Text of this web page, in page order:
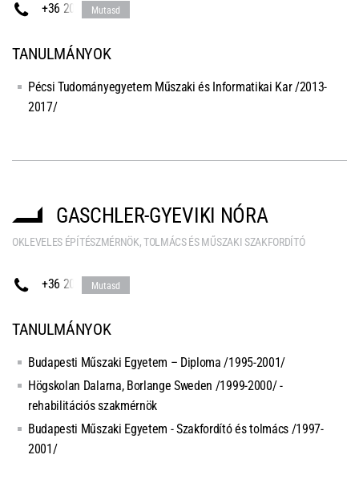
+36 20 Mutasd
TANULMÁNYOK
Pécsi Tudományegyetem Műszaki és Informatikai Kar /2013-
2017/
GASCHLER-GYEVIKI NÓRA
OKLEVELES ÉPÍTÉSZMÉRNÖK, TOLMÁCS ÉS MŰSZAKI SZAKFORDÍTÓ
+36 20 Mutasd
TANULMÁNYOK
Budapesti Műszaki Egyetem – Diploma /1995-2001/
Högskolan Dalarna, Borlange Sweden /1999-2000/ -
rehabilitációs szakmérnök
Budapesti Műszaki Egyetem - Szakfordító és tolmács /1997-
2001/